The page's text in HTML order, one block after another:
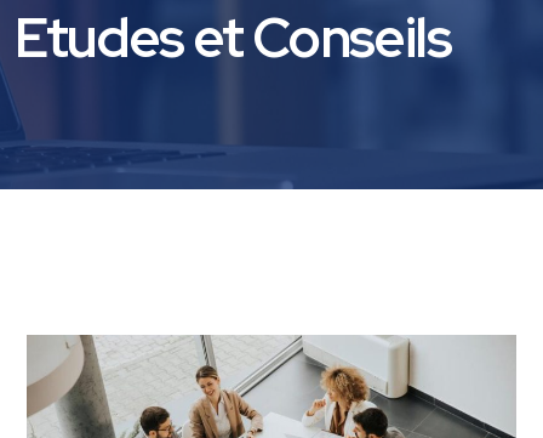
Etudes et Conseils